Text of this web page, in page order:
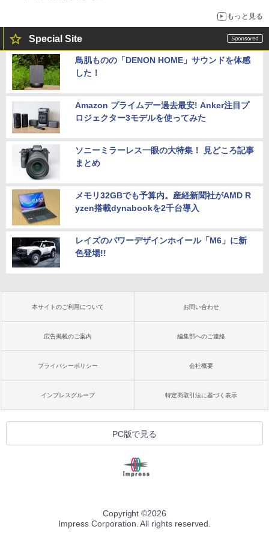
もっと見る
Special Site
鳥肌ものの「DENON HOME」サウンドを体感
した！
Amazon プライムデー過去最安! Anker注目プ
ロジェクター3モデルを使ってみた
ソニーミラーレス一眼の大特集！ 見どころ記事
まとめ
メモリ32GBでも予算内。産経新聞社がAMD R
yzen搭載dynabookを2千台導入
レイズのパワーデザインホイール「M6」に新
色登場!!
本サイトのご利用について お問い合わせ
広告掲載のご案内 編集部へのご連絡
プライバシーポリシー 会社概要
インプレスグループ 特定商取引法に基づく表示
PC版で見る
Copyright ©2026
Impress Corporation. All rights reserved.